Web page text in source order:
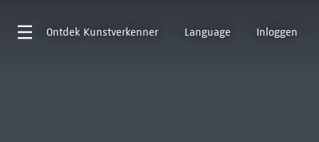
Ontdek Kunstverkenner Language Inloggen